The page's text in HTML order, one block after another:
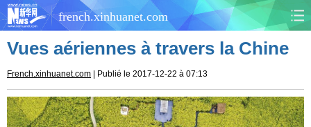
french.xinhuanet.com
CHINE MONDE
CULTURE SOCIÉTÉ
Vues aériennes à travers la Chine
French.xinhuanet.com | Publié le 2017-12-22 à 07:13